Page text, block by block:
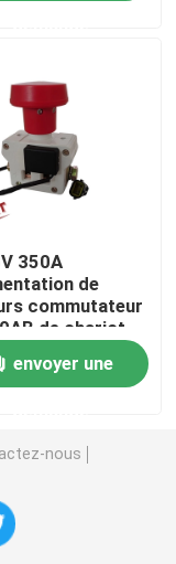
350A
de
commutateur
de chariot
envoyer une
nous